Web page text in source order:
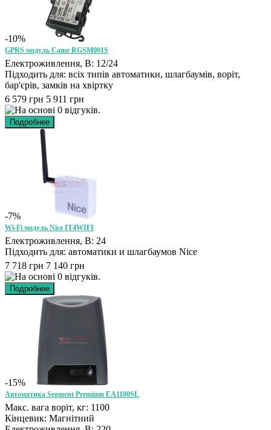
-10%
GPRS модуль Came RGSM001S
Електроживлення, В: 12/24
Підходить для: всіх типів автоматики, шлагбаумів, воріт,
бар'єрів, замків на хвіртку
6 579 грн 5 911 грн
-7%
Wi-Fi модуль Nice IT4WIFI
Електроживлення, В: 24
Підходить для: автоматики и шлагбаумов Nice
7 718 грн 7 140 грн
-15%
Автоматика Segment Premium EA1100SL
Макс. вага воріт, кг: 1100
Кінцевик: Магнітний